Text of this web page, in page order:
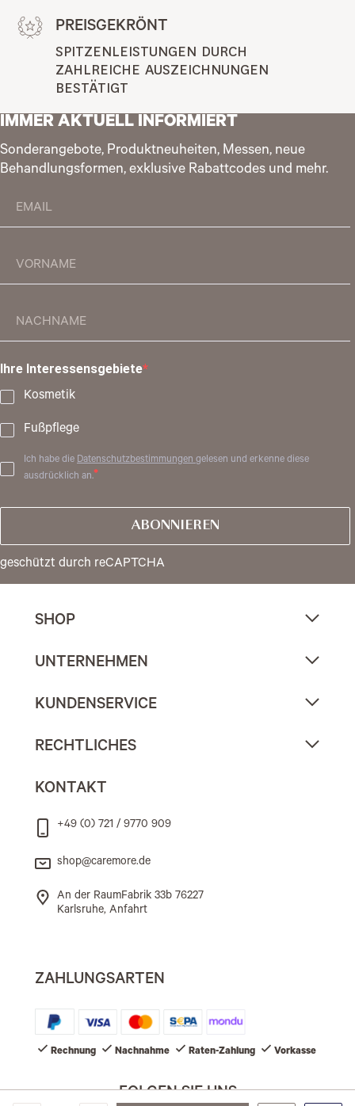
PREISGEKRÖNT
SPITZENLEISTUNGEN DURCH
ZAHLREICHE AUSZEICHNUNGEN
BESTÄTIGT
IMMER AKTUELL INFORMIERT
Sonderangebote, Produktneuheiten, Messen, neue
Behandlungsformen, exklusive Rabattcodes und mehr.
Ihre Interessensgebiete
Kosmetik
Fußpflege
Ich habe die Datenschutzbestimmungengelesen und erkenne diese
ausdrücklich an.
ABONNIEREN
geschützt durch reCAPTCHA
SHOP
UNTERNEHMEN
KUNDENSERVICE
RECHTLICHES
KONTAKT
+49 (0) 721 / 9770 909
shop@caremore.de
An der RaumFabrik 33b 76227
Karlsruhe, Anfahrt
ZAHLUNGSARTEN
Rechnung Nachnahme Raten-Zahlung Vorkasse
FOLGEN SIE UNS